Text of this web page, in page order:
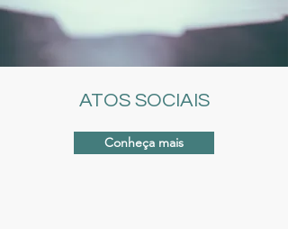
ATOS SOCIAIS
Conheça mais